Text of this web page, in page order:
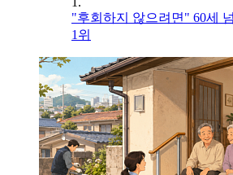
"후회하지 않으려면" 60세
1위